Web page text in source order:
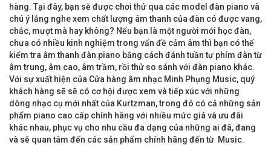
hàng. Tại đây, bạn sẽ được chơi thử qua các model đàn piano và
chú ý lắng nghe xem chất lượng âm thanh của đàn có được vang,
chắc, mượt mà hay không? Nếu bạn là một người mới học đàn,
chưa có nhiều kinh nghiệm trong vấn đề cảm âm thì bạn có thể
kiểm tra âm thanh đàn piano bằng cách đánh tuần tự phím đàn từ
âm trung, âm cao, âm trầm, rồi thử so sánh với đàn piano khác.
Với sự xuất hiện của Cửa hàng âm nhạc Minh Phụng Music, quý
khách hàng sẽ sẽ có cơ hội được xem và tiếp xúc với những
dòng nhạc cụ mới nhất của Kurtzman, trong đó có cả những sản
phẩm piano cao cấp chính hãng với nhiều mức giá và ưu đãi
khác nhau, phục vụ cho nhu cầu đa dạng của những ai đã, đang
và sẽ quan tâm đến các sản phẩm chính hãng đến từ Music.